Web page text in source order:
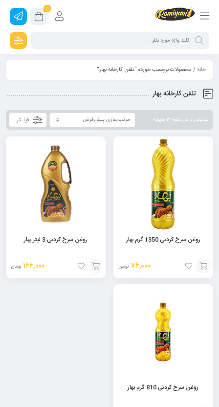
0
خانه/ محصولات برچسب خورده “تلفن کارخانه بهار”
تلفن کارخانه بهار
فیلـتر نمایش دادن همه 3 نتیجه
روغن سرخ کردنی 1350 گرم بهار
76,000 تومان
افزودن
روغن سرخ کردنی 3 لیتر بهار
166,000 تومان
افزودن
روغن سرخ کردنی 810 گرم بهار